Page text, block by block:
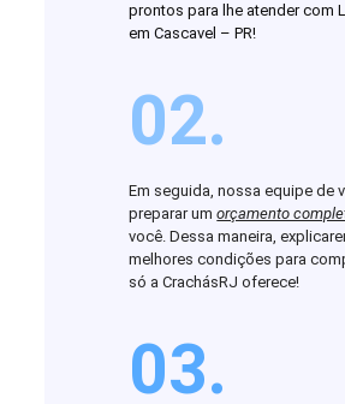
prontos para lhe atender com
em Cascavel – PR!
02.
Em seguida, nossa equipe de
preparar umorçamento
você. Dessa maneira,
melhores condições para
só a CrachásRJ oferece!
03.